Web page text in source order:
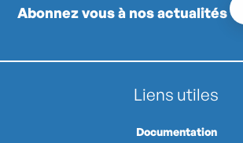
Abonnez vous à nos actualités
Liens utiles
Documentation